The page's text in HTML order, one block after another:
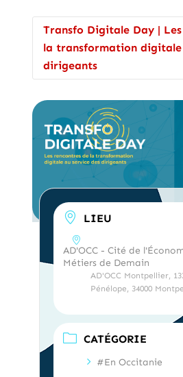
Transfo Digitale Day |
la transformation digitale
dirigeants
LIEU
AD'OCC - Cité de
Métiers de Demain
AD'OCC Montpellier,
Pénélope, 34000
CATÉGORIE
#En Occitanie